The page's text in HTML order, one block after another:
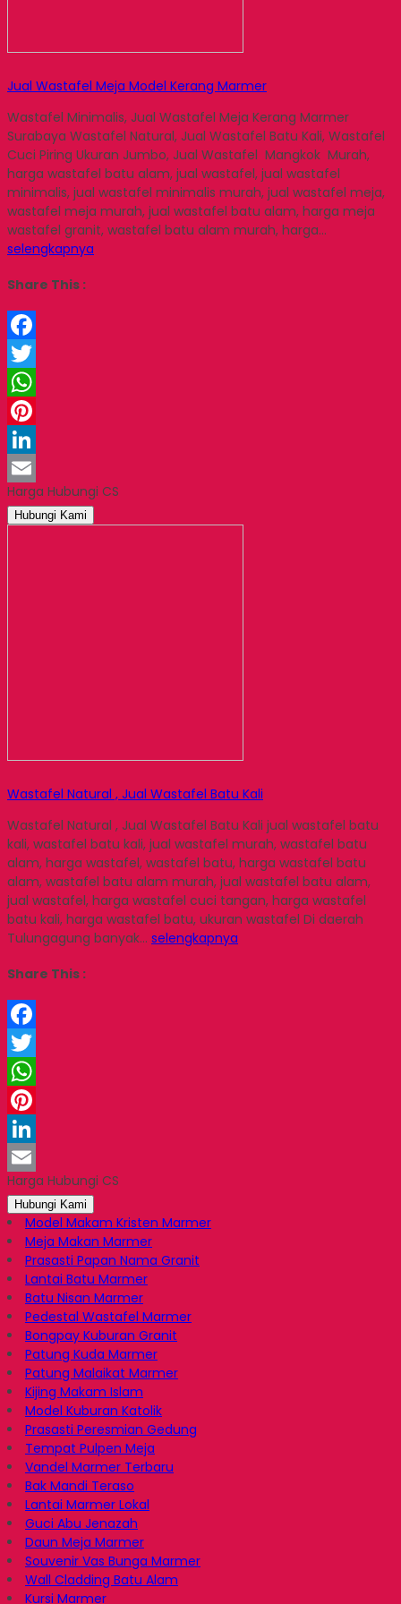
Jual Wastafel Meja Model Kerang Marmer
Wastafel Minimalis, Jual Wastafel Meja Kerang Marmer
Surabaya Wastafel Natural, Jual Wastafel Batu Kali, Wastafel
Cuci Piring Ukuran Jumbo, Jual Wastafel Mangkok Murah,
harga wastafel batu alam, jual wastafel, jual wastafel
minimalis, jual wastafel minimalis murah, jual wastafel meja,
wastafel meja murah, jual wastafel batu alam, harga meja
wastafel granit, wastafel batu alam murah, harga…
selengkapnya
Share This :
Facebook
Twitter
WhatsApp
Pinterest
LinkedIn
Email
Harga Hubungi CS
Hubungi Kami
Wastafel Natural , Jual Wastafel Batu Kali
Wastafel Natural , Jual Wastafel Batu Kali jual wastafel batu
kali, wastafel batu kali, jual wastafel murah, wastafel batu
alam, harga wastafel, wastafel batu, harga wastafel batu
alam, wastafel batu alam murah, jual wastafel batu alam,
jual wastafel, harga wastafel cuci tangan, harga wastafel
batu kali, harga wastafel batu, ukuran wastafel Di daerah
Tulungagung banyak… selengkapnya
Share This :
Facebook
Twitter
WhatsApp
Pinterest
LinkedIn
Email
Harga Hubungi CS
Hubungi Kami
Model Makam Kristen Marmer
Meja Makan Marmer
Prasasti Papan Nama Granit
Lantai Batu Marmer
Batu Nisan Marmer
Pedestal Wastafel Marmer
Bongpay Kuburan Granit
Patung Kuda Marmer
Patung Malaikat Marmer
Kijing Makam Islam
Model Kuburan Katolik
Prasasti Peresmian Gedung
Tempat Pulpen Meja
Vandel Marmer Terbaru
Bak Mandi Teraso
Lantai Marmer Lokal
Guci Abu Jenazah
Daun Meja Marmer
Souvenir Vas Bunga Marmer
Wall Cladding Batu Alam
Kursi Marmer